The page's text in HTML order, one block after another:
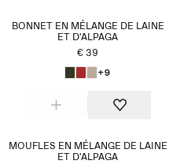
BONNET EN MÉLANGE DE LAINE
ET D'ALPAGA
€ 39
+9
MOUFLES EN MÉLANGE DE LAINE
ET D'ALPAGA